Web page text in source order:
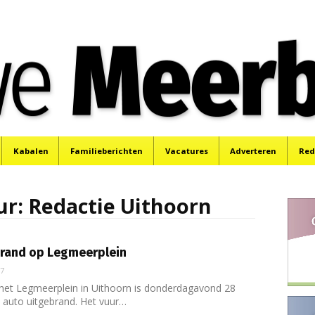
Kabalen Familieberichten Vacatures Adverteren
Redactie Uithoorn
op Legmeerplein
Legmeerplein in Uithoorn is donderdagavond 28
uitgebrand. Het vuur…